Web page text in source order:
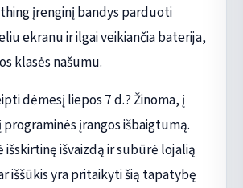
įrenginį bandys parduoti
ekranu ir ilgai veikiančia baterija,
klasės našumu.
dėmesį liepos 7 d.? Žinoma, į
programinės įrangos išbaigtumą.
išvaizdą ir subūrė lojalią
iššūkis yra pritaikyti šią tapatybę